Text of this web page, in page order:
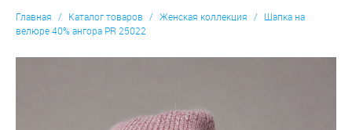
Главная / Каталог товаров / Женская коллекция / Шапка на
велюре 40% ангора PR 25022